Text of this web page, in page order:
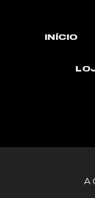
INÍCIO
A